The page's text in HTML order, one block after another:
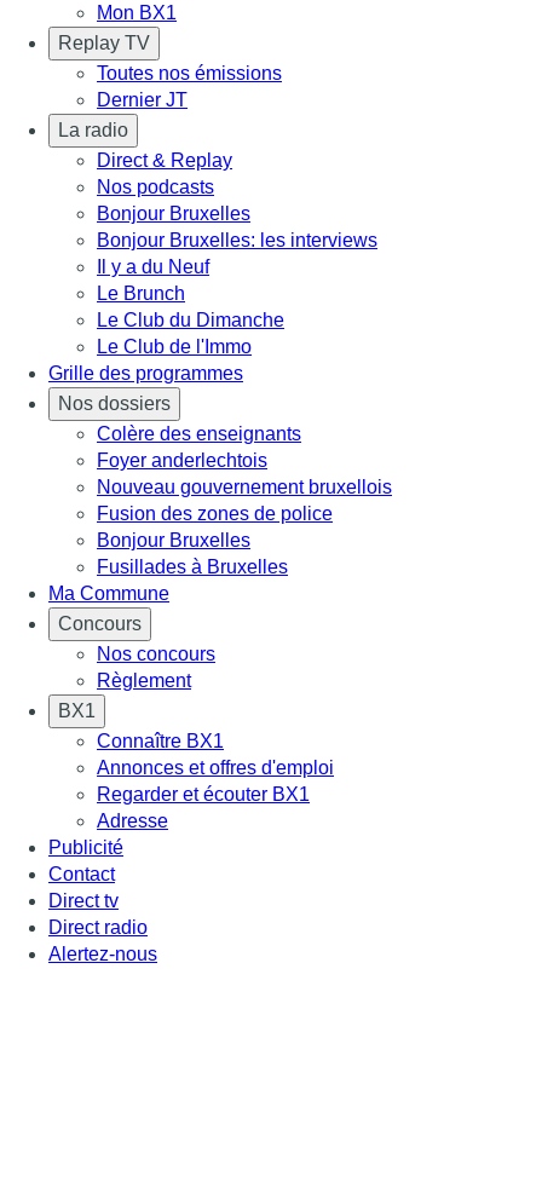
Mon BX1
Replay TV
Toutes nos émissions
Dernier JT
La radio
Direct & Replay
Nos podcasts
Bonjour Bruxelles
Bonjour Bruxelles: les interviews
Il y a du Neuf
Le Brunch
Le Club du Dimanche
Le Club de l'Immo
Grille des programmes
Nos dossiers
Colère des enseignants
Foyer anderlechtois
Nouveau gouvernement bruxellois
Fusion des zones de police
Bonjour Bruxelles
Fusillades à Bruxelles
Ma Commune
Concours
Nos concours
Règlement
BX1
Connaître BX1
Annonces et offres d'emploi
Regarder et écouter BX1
Adresse
Publicité
Contact
Direct tv
Direct radio
Alertez-nous